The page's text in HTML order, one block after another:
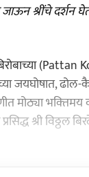
जाऊन श्रींचे दर्शन
जयघोषात, ढोल-
मोठ्या भक्‍तिमय
श्री विठ्ठल